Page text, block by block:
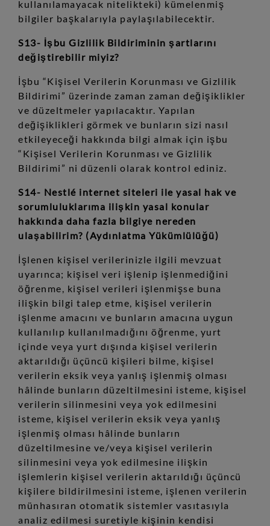
kullanılamayacak nitelikteki) kümelenmiş
bilgiler başkalarıyla paylaşılabilecektir.
S13- İşbu Gizlilik Bildiriminin şartlarını
değiştirebilir miyiz?
İşbu “Kişisel Verilerin Korunması ve Gizlilik
Bildirimi” üzerinde zaman zaman değişiklikler
ve düzeltmeler yapılacaktır. Yapılan
değişiklikleri görmek ve bunların sizi nasıl
etkileyeceği hakkında bilgi almak için işbu
“Kişisel Verilerin Korunması ve Gizlilik
Bildirimi” ni düzenli olarak kontrol ediniz.
S14- Nestlé internet siteleri ile yasal hak ve
sorumluluklarıma ilişkin yasal konular
hakkında daha fazla bilgiye nereden
ulaşabilirim? (Aydınlatma Yükümlülüğü)
İşlenen kişisel verilerinizle ilgili mevzuat
uyarınca; kişisel veri işlenip işlenmediğini
öğrenme, kişisel verileri işlenmişse buna
ilişkin bilgi talep etme, kişisel verilerin
işlenme amacını ve bunların amacına uygun
kullanılıp kullanılmadığını öğrenme, yurt
içinde veya yurt dışında kişisel verilerin
aktarıldığı üçüncü kişileri bilme, kişisel
verilerin eksik veya yanlış işlenmiş olması
hâlinde bunların düzeltilmesini isteme, kişisel
verilerin silinmesini veya yok edilmesini
isteme, kişisel verilerin eksik veya yanlış
işlenmiş olması hâlinde bunların
düzeltilmesine ve/veya kişisel verilerin
silinmesini veya yok edilmesine ilişkin
işlemlerin kişisel verilerin aktarıldığı üçüncü
kişilere bildirilmesini isteme, işlenen verilerin
münhasıran otomatik sistemler vasıtasıyla
analiz edilmesi suretiyle kişinin kendisi